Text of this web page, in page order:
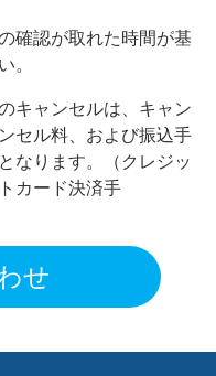
確認が取れた時間が基
。
キャンセルは、キャン
セル料、および振込手
なります。（クレジッ
カード決済手
せ